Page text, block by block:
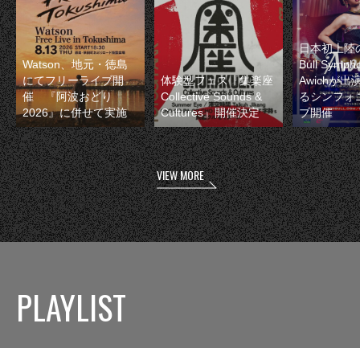
Watson、地元・徳島
にてフリーライブ開
催 『阿波おどり
2026』に併せて実施
体験型フェス『集楽座
Collective Sounds &
Cultures』開催決定
日本初上陸
Bull
Awichが出
るシンフォ
ブ開催
VIEW MORE
PLAYLIST